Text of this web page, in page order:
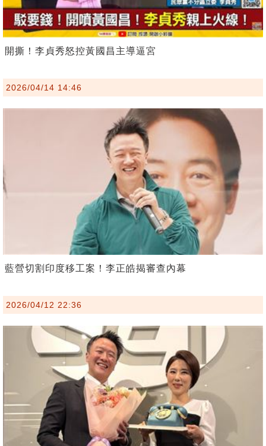
開撕！李貞秀怒控黃國昌主導逼宮
2026/04/14 14:46
藍營切割印度移工案！李正皓揭審查內幕
2026/04/12 22:36